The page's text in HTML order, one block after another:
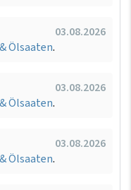
03.08.2026
Ölsaaten.
03.08.2026
Ölsaaten.
03.08.2026
Ölsaaten.